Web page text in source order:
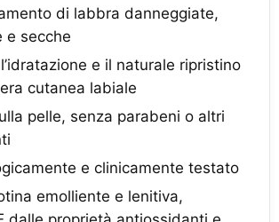
di labbra danneggiate,
e secche
e il naturale ripristino
cutanea labiale
pelle, senza parabeni o altri
e clinicamente testato
emolliente e lenitiva,